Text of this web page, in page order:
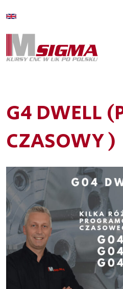
G4 DWELL
CZASOWY )